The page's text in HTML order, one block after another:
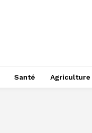
Santé Agriculture